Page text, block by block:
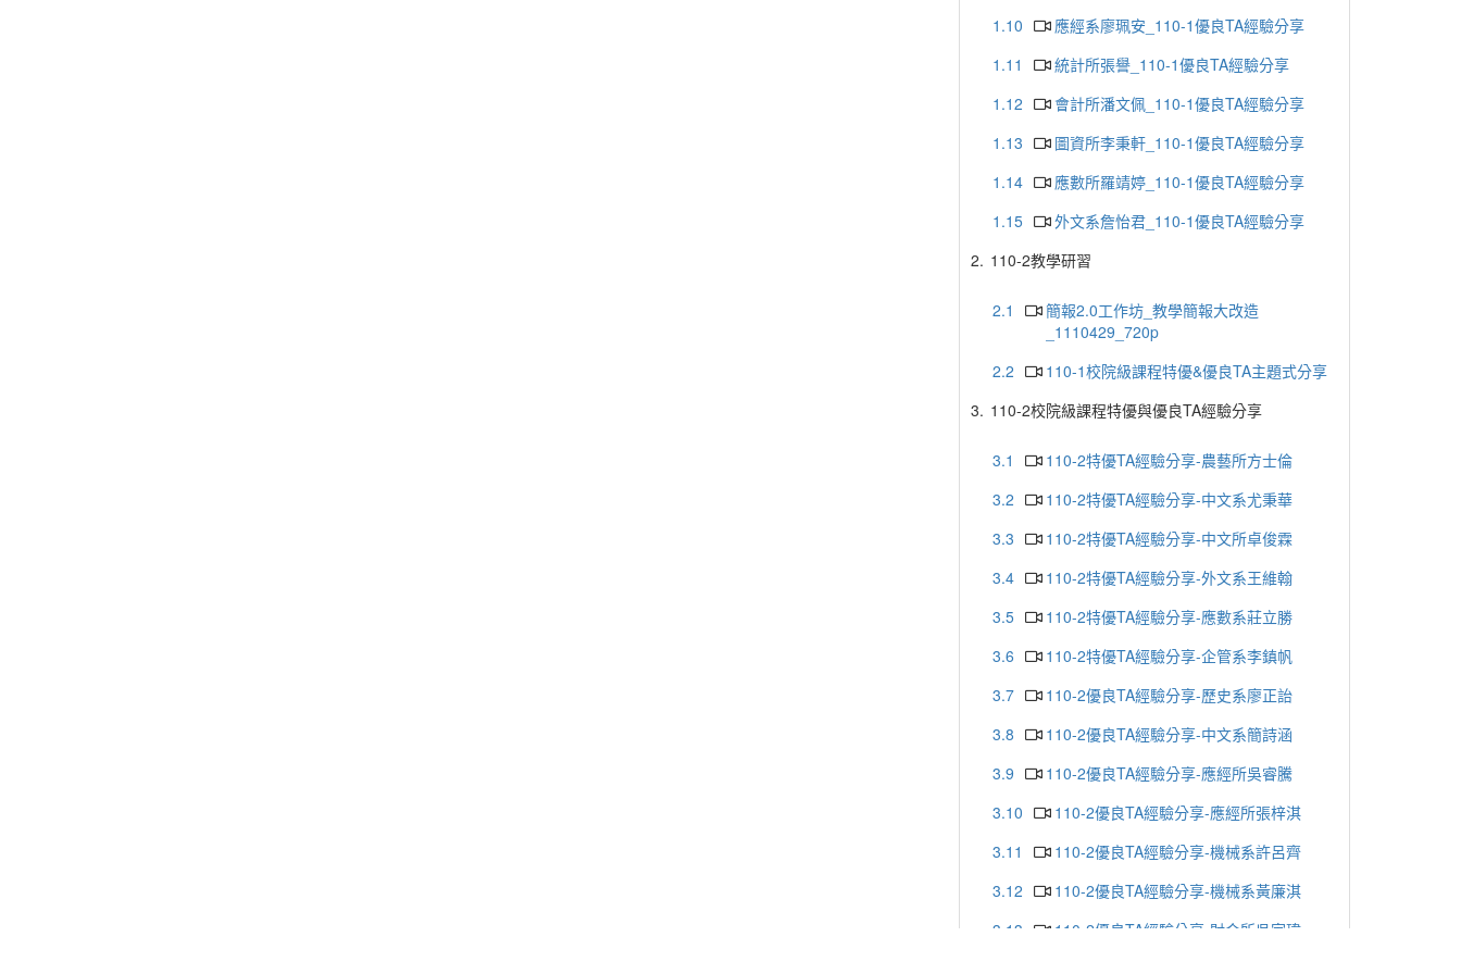
1.10
應經系廖珮安_110-1優良TA經驗分享
1.11
統計所張譽_110-1優良TA經驗分享
1.12
會計所潘文佩_110-1優良TA經驗分享
1.13
圖資所李秉軒_110-1優良TA經驗分享
1.14
應數所羅靖婷_110-1優良TA經驗分享
1.15
外文系詹怡君_110-1優良TA經驗分享
2. 110-2教學研習
2.1
簡報2.0工作坊_教學簡報大改造
_1110429_720p
2.2
110-1校院級課程特優&優良TA主題式分享
3. 110-2校院級課程特優與優良TA經驗分享
3.1
110-2特優TA經驗分享-農藝所方士倫
3.2
110-2特優TA經驗分享-中文系尤秉華
3.3
110-2特優TA經驗分享-中文所卓俊霖
3.4
110-2特優TA經驗分享-外文系王維翰
3.5
110-2特優TA經驗分享-應數系莊立勝
3.6
110-2特優TA經驗分享-企管系李鎮帆
3.7
110-2優良TA經驗分享-歷史系廖正詒
3.8
110-2優良TA經驗分享-中文系簡詩涵
3.9
110-2優良TA經驗分享-應經所吳睿騰
3.10
110-2優良TA經驗分享-應經所張梓淇
3.11
110-2優良TA經驗分享-機械系許呂齊
3.12
110-2優良TA經驗分享-機械系黃廉淇
3.13
110-2優良TA經驗分享-財金所吳家瑋